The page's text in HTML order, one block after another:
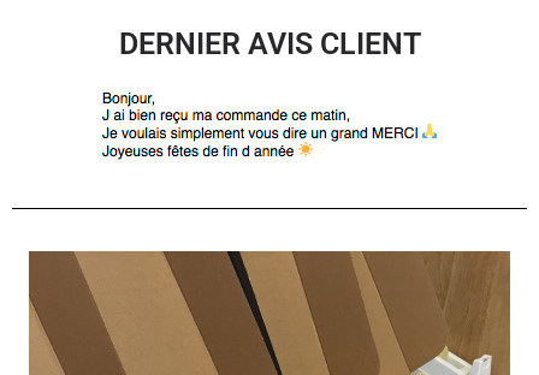
DERNIER AVIS CLIENT